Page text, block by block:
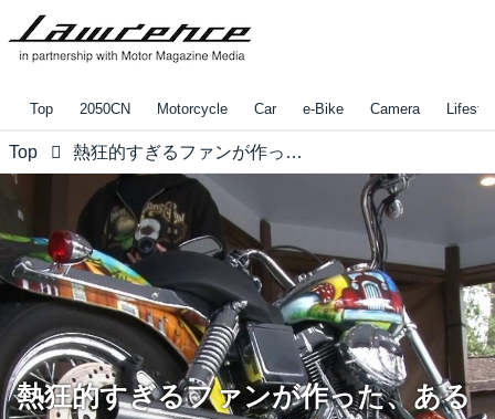
Top 2050CN Motorcycle Car e-Bike Camera
Top 熱狂的すぎるファンが作った、あるロックバンドリスペクトのカスタムバイクがやばい
熱狂的すぎるファンが作った、ある